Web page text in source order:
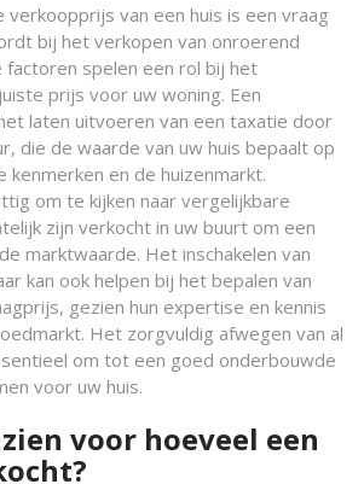
verkoopprijs van een huis is een vraag
bij het verkopen van onroerend
factoren spelen een rol bij het
prijs voor uw woning. Een
laten uitvoeren van een taxatie door
die de waarde van uw huis bepaalt op
kenmerken en de huizenmarkt.
om te kijken naar vergelijkbare
zijn verkocht in uw buurt om een
marktwaarde. Het inschakelen van
kan ook helpen bij het bepalen van
gezien hun expertise en kennis
Het zorgvuldig afwegen van al
om tot een goed onderbouwde
voor uw huis.
voor hoeveel een